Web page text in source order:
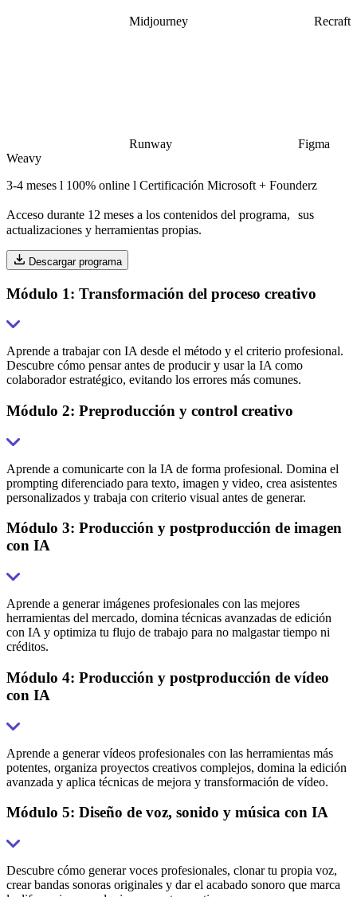
Midjourney Recraft
Runway
Figma
Weavy
3-4 meses l 100% online l Certificación Microsoft + Founderz
Acceso durante 12 meses a los contenidos del programa, sus
actualizaciones y herramientas propias.
Descargar programa
Módulo 1: Transformación del proceso creativo
Aprende a trabajar con IA desde el método y el criterio profesional.
Descubre cómo pensar antes de producir y usar la IA como
colaborador estratégico, evitando los errores más comunes.
Módulo 2: Preproducción y control creativo
Aprende a comunicarte con la IA de forma profesional. Domina el
prompting diferenciado para texto, imagen y video, crea asistentes
personalizados y trabaja con criterio visual antes de generar.
Módulo 3: Producción y postproducción de imagen
con IA
Aprende a generar imágenes profesionales con las mejores
herramientas del mercado, domina técnicas avanzadas de edición
con IA y optimiza tu flujo de trabajo para no malgastar tiempo ni
créditos.
Módulo 4: Producción y postproducción de vídeo
con IA
Aprende a generar vídeos profesionales con las herramientas más
potentes, organiza proyectos creativos complejos, domina la edición
avanzada y aplica técnicas de mejora y transformación de vídeo.
Módulo 5: Diseño de voz, sonido y música con IA
Descubre cómo generar voces profesionales, clonar tu propia voz,
crear bandas sonoras originales y dar el acabado sonoro que marca